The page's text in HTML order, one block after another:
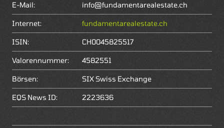
E-Mail: info@fundamentarealestate.ch
Internet: fundamentarealestate.ch
ISIN: CH0045825517
Valorennummer: 4582551
Börsen: SIX Swiss Exchange
EQS News ID: 2223636